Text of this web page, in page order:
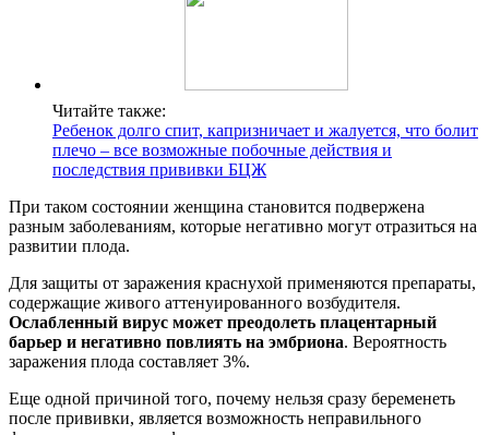
Читайте также:
Ребенок долго спит, капризничает и жалуется, что болит
плечо – все возможные побочные действия и
последствия прививки БЦЖ
При таком состоянии женщина становится подвержена
разным заболеваниям, которые негативно могут отразиться на
развитии плода.
Для защиты от заражения краснухой применяются препараты,
содержащие живого аттенуированного возбудителя.
Ослабленный вирус может преодолеть плацентарный
барьер и негативно повлиять на эмбриона. Вероятность
заражения плода составляет 3%.
Еще одной причиной того, почему нельзя сразу беременеть
после прививки, является возможность неправильного